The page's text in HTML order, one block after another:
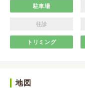
駐車場
往診
トリミング
地図